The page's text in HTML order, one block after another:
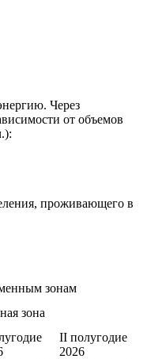
Через
от объемов
проживающего в
зонам
зона
II полугодие
2026